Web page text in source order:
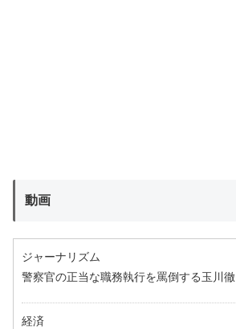
動画
ジャーナリズム
警察官の正当な職務執行を罵倒する玉川徹
経済